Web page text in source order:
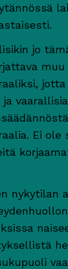
jo
ja
Ei ole
nykytilan